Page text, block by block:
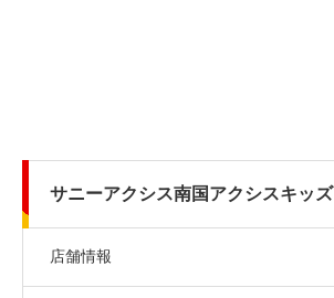
サニーアクシス南国アクシスキッズ
店舗情報